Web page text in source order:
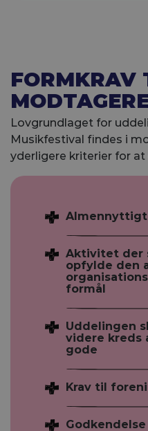
FORMKRAV
Lovgrundlaget for
Musikfestival findes i
yderligere kriterier for
Aktivitet der
opfylde den
formål
Uddelingen
videre kreds
gode
Krav til